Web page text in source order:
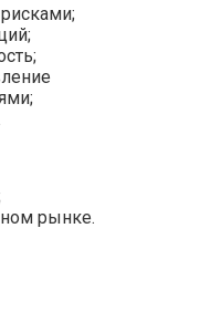
рынке.